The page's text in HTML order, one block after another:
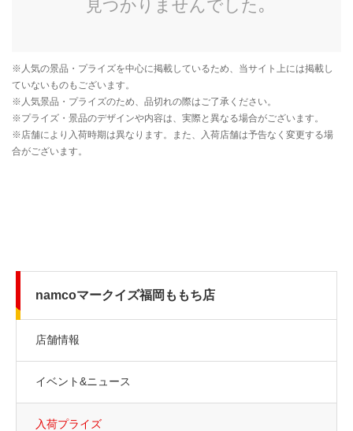
namcoマークイズ福岡ももち店
店舗情報
イベント&ニュース
入荷プライズ